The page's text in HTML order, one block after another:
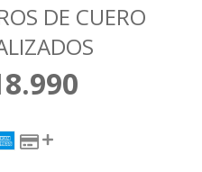
DE CUERO